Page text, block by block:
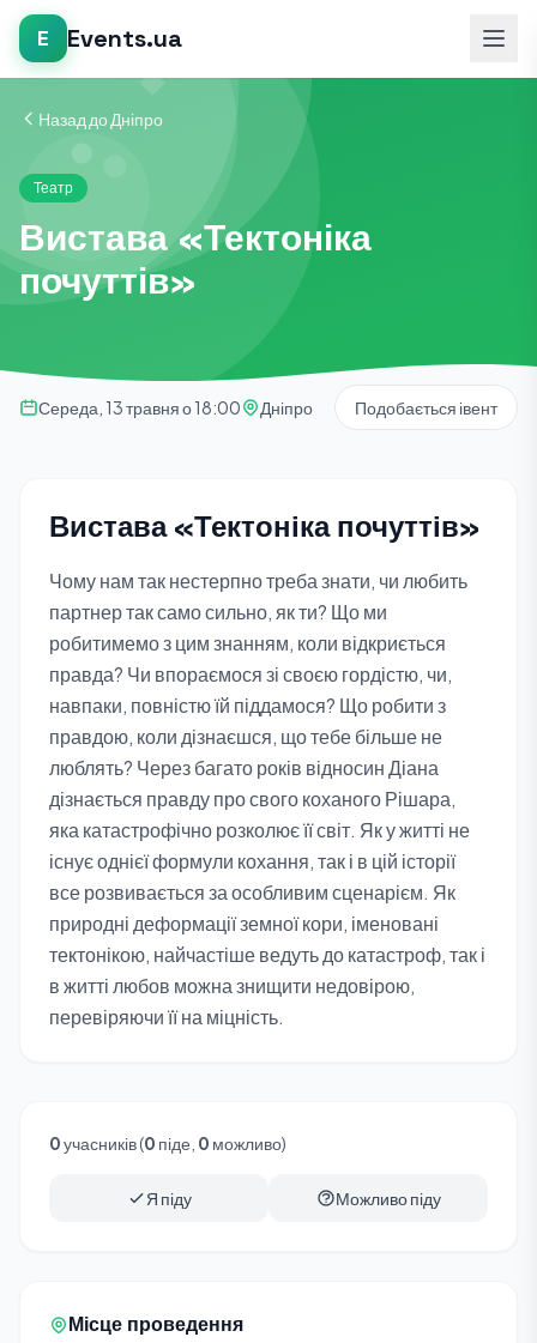
E Events.ua
Назад до Дніпро
Театр
Вистава «Тектоніка
почуттів»
Середа, 13 травня о 18:00 Дніпро Подобається івент
Вистава «Тектоніка почуттів»
Чому нам так нестерпно треба знати, чи любить
партнер так само сильно, як ти? Що ми
робитимемо з цим знанням, коли відкриється
правда? Чи впораємося зі своєю гордістю, чи,
навпаки, повністю їй піддамося? Що робити з
правдою, коли дізнаєшся, що тебе більше не
люблять? Через багато років відносин Діана
дізнається правду про свого коханого Рішара,
яка катастрофічно розколює її світ. Як у житті не
існує однієї формули кохання, так і в цій історії
все розвивається за особливим сценарієм. Як
природні деформації земної кори, іменовані
тектонікою, найчастіше ведуть до катастроф, так і
в житті любов можна знищити недовірою,
перевіряючи її на міцність.
0учасників (0 піде, 0 можливо)
Я піду Можливо піду
Місце проведення